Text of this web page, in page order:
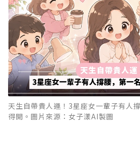
天生自帶貴人運！3星座女一輩子有人
得開。圖片來源：女子漾AI製圖